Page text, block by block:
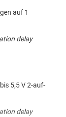
auf 1
delay
5,5 V 2-auf-
delay